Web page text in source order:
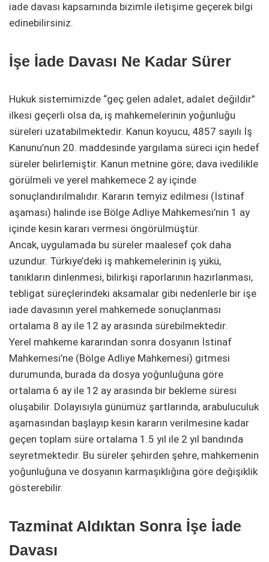
iade davası kapsamında bizimle iletişime geçerek bilgi
edinebilirsiniz.
İşe İade Davası Ne Kadar Sürer
Hukuk sistemimizde “geç gelen adalet, adalet değildir”
ilkesi geçerli olsa da, iş mahkemelerinin yoğunluğu
süreleri uzatabilmektedir. Kanun koyucu, 4857 sayılı İş
Kanunu’nun 20. maddesinde yargılama süreci için hedef
süreler belirlemiştir. Kanun metnine göre; dava ivedilikle
görülmeli ve yerel mahkemece 2 ay içinde
sonuçlandırılmalıdır. Kararın temyiz edilmesi (İstinaf
aşaması) halinde ise Bölge Adliye Mahkemesi’nin 1 ay
içinde kesin kararı vermesi öngörülmüştür.
Ancak, uygulamada bu süreler maalesef çok daha
uzundur. Türkiye’deki iş mahkemelerinin iş yükü,
tanıkların dinlenmesi, bilirkişi raporlarının hazırlanması,
tebligat süreçlerindeki aksamalar gibi nedenlerle bir işe
iade davasının yerel mahkemede sonuçlanması
ortalama 8 ay ile 12 ay arasında sürebilmektedir.
Yerel mahkeme kararından sonra dosyanın İstinaf
Mahkemesi’ne (Bölge Adliye Mahkemesi) gitmesi
durumunda, burada da dosya yoğunluğuna göre
ortalama 6 ay ile 12 ay arasında bir bekleme süresi
oluşabilir. Dolayısıyla günümüz şartlarında, arabuluculuk
aşamasından başlayıp kesin kararın verilmesine kadar
geçen toplam süre ortalama 1.5 yıl ile 2 yıl bandında
seyretmektedir. Bu süreler şehirden şehre, mahkemenin
yoğunluğuna ve dosyanın karmaşıklığına göre değişiklik
gösterebilir.
Tazminat Aldıktan Sonra İşe İade
Davası